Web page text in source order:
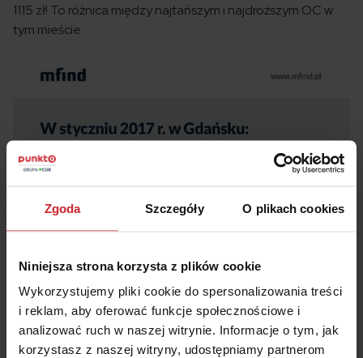
Zgoda Szczegóły O plikach cookies
Niniejsza strona korzysta z plików cookie
Wykorzystujemy pliki cookie do spersonalizowania treści
i reklam, aby oferować funkcje społecznościowe i
analizować ruch w naszej witrynie. Informacje o tym, jak
korzystasz z naszej witryny, udostępniamy partnerom
1115 zł! To różnica między najtańszym i najdroższym OC w
tym mieście.